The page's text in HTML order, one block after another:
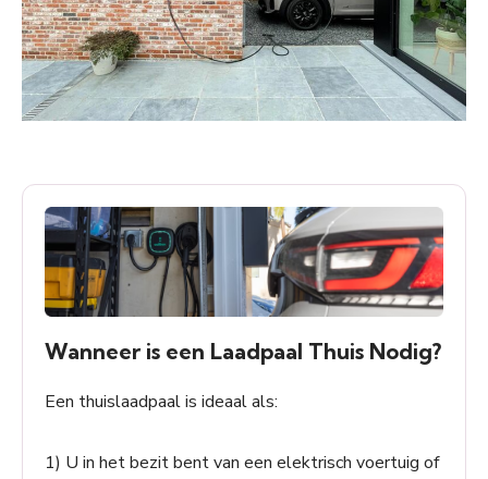
Wanneer is een Laadpaal Thuis Nodig?
Een thuislaadpaal is ideaal als:
1) U in het bezit bent van een elektrisch voertuig of